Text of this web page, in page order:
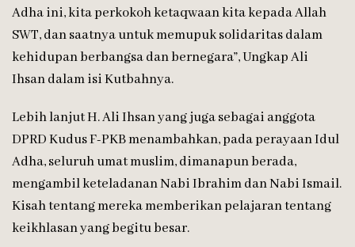
Adha ini, kita perkokoh ketaqwaan kita kepada Allah
SWT, dan saatnya untuk memupuk solidaritas dalam
kehidupan berbangsa dan bernegara”, Ungkap Ali
Ihsan dalam isi Kutbahnya.
Lebih lanjut H. Ali Ihsan yang juga sebagai anggota
DPRD Kudus F-PKB menambahkan, pada perayaan Idul
Adha, seluruh umat muslim, dimanapun berada,
mengambil keteladanan Nabi Ibrahim dan Nabi Ismail.
Kisah tentang mereka memberikan pelajaran tentang
keikhlasan yang begitu besar.